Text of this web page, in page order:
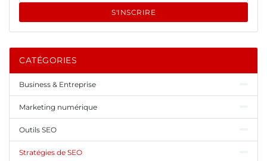
S'INSCRIRE
CATÉGORIES
Business & Entreprise
Marketing numérique
Outils SEO
Stratégies de SEO